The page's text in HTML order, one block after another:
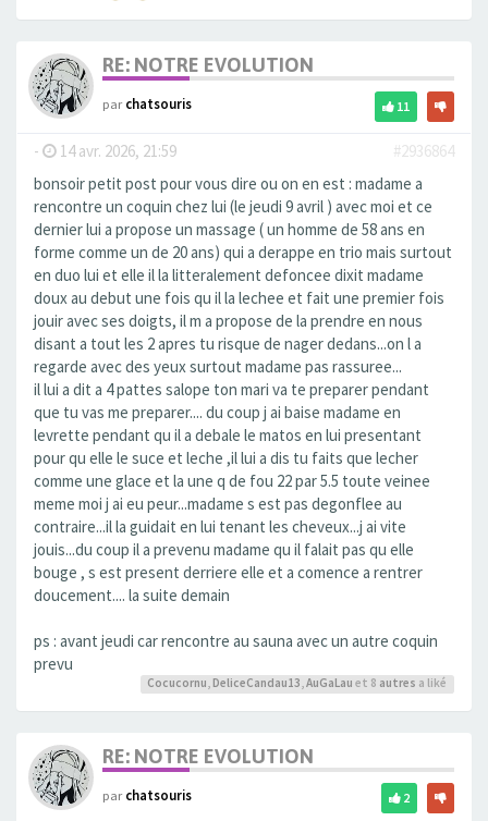
RE: NOTRE EVOLUTION
parchatsouris 11
- 14 avr. 2026, 21:59
#2936864
bonsoir petit post pour vous dire ou on en est : madame a
rencontre un coquin chez lui (le jeudi 9 avril ) avec moi et ce
dernier lui a propose un massage ( un homme de 58 ans en
forme comme un de 20 ans) qui a derappe en trio mais surtout
en duo lui et elle il la litteralement defoncee dixit madame
doux au debut une fois qu il la lechee et fait une premier fois
jouir avec ses doigts, il m a propose de la prendre en nous
disant a tout les 2 apres tu risque de nager dedans...on l a
regarde avec des yeux surtout madame pas rassuree...
il lui a dit a 4 pattes salope ton mari va te preparer pendant
que tu vas me preparer.... du coup j ai baise madame en
levrette pendant qu il a debale le matos en lui presentant
pour qu elle le suce et leche ,il lui a dis tu faits que lecher
comme une glace et la une q de fou 22 par 5.5 toute veinee
meme moi j ai eu peur...madame s est pas degonflee au
contraire...il la guidait en lui tenant les cheveux...j ai vite
jouis...du coup il a prevenu madame qu il falait pas qu elle
bouge , s est present derriere elle et a comence a rentrer
doucement.... la suite demain
ps : avant jeudi car rencontre au sauna avec un autre coquin
prevu
Cocucornu, DeliceCandau13,AuGaLau et 8 autres a liké
RE: NOTRE EVOLUTION
parchatsouris 2